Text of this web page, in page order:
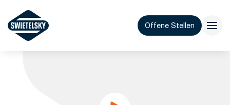
Offene Stellen